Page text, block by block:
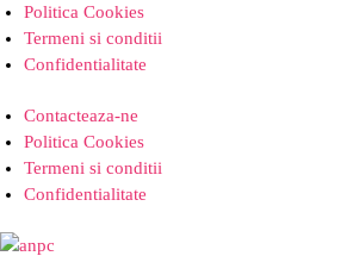
Politica Cookies
Termeni si conditii
Confidentialitate
Contacteaza-ne
Politica Cookies
Termeni si conditii
Confidentialitate